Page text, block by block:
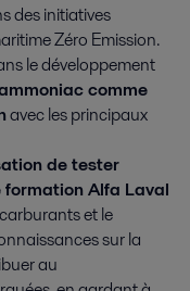
des initiatives
Zéro Emission.
le développement
comme
avec les principaux
de tester
Alfa Laval
et le
sur la
au